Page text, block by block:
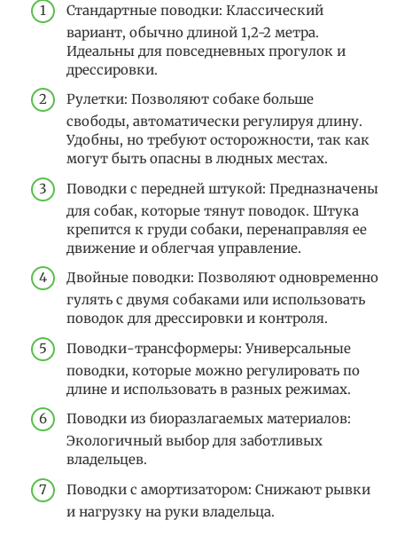
Стандартные поводки: Классический
вариант, обычно длиной 1,2-2 метра.
Идеальны для повседневных прогулок и
дрессировки.
Рулетки: Позволяют собаке больше
свободы, автоматически регулируя длину.
Удобны, но требуют осторожности, так как
могут быть опасны в людных местах.
Поводки с передней штукой: Предназначены
для собак, которые тянут поводок. Штука
крепится к груди собаки, перенаправляя ее
движение и облегчая управление.
Двойные поводки: Позволяют одновременно
гулять с двумя собаками или использовать
поводок для дрессировки и контроля.
Поводки-трансформеры: Универсальные
поводки, которые можно регулировать по
длине и использовать в разных режимах.
Поводки из биоразлагаемых материалов:
Экологичный выбор для заботливых
владельцев.
Поводки с амортизатором: Снижают рывки
и нагрузку на руки владельца.